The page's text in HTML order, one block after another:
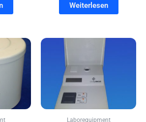
Weiterlesen
Laborequipment